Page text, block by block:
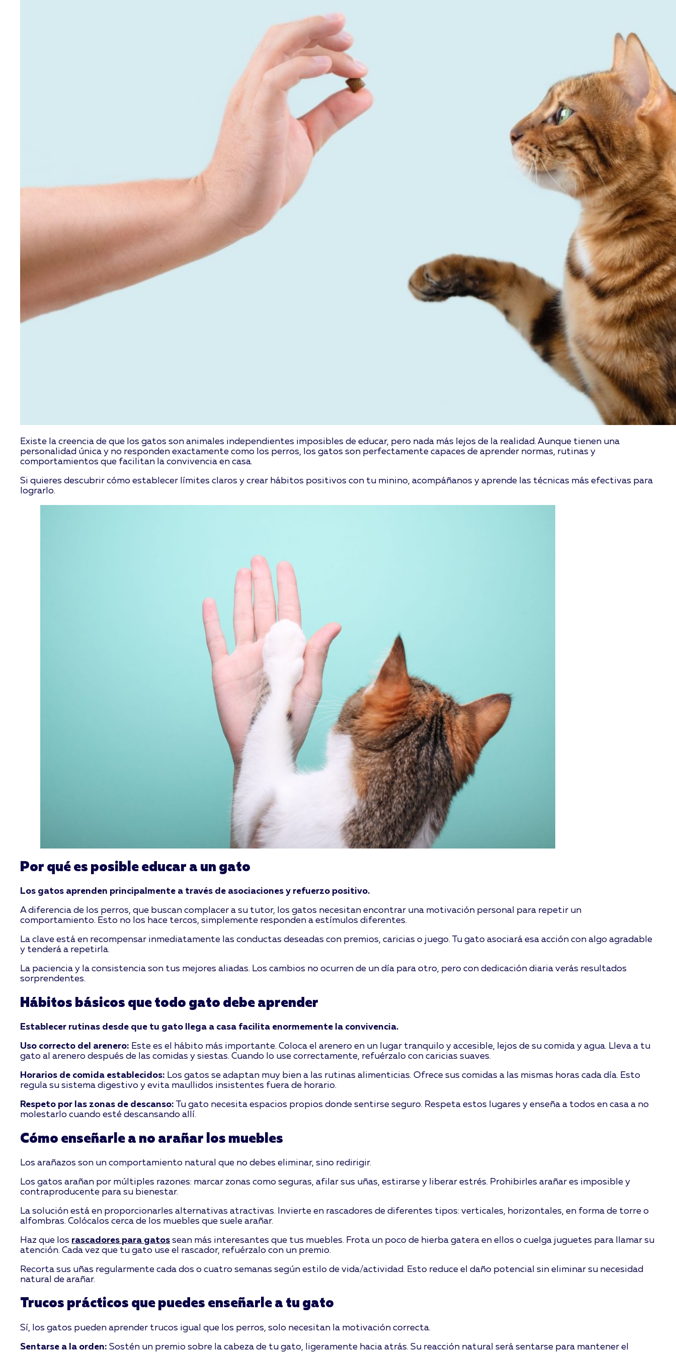
Existe la creencia de que los gatos son animales independientes imposibles de educar, pero nada más lejos de la realidad. Aunque tienen una
personalidad única y no responden exactamente como los perros, los gatos son perfectamente capaces de aprender normas, rutinas y
comportamientos que facilitan la convivencia en casa.
Si quieres descubrir cómo establecer límites claros y crear hábitos positivos con tu minino, acompáñanos y aprende las técnicas más efectivas para
lograrlo.
Por qué es posible educar a un gato
Los gatos aprenden principalmente a través de asociaciones y refuerzo positivo.
A diferencia de los perros, que buscan complacer a su tutor, los gatos necesitan encontrar una motivación personal para repetir un
comportamiento. Esto no los hace tercos, simplemente responden a estímulos diferentes.
La clave está en recompensar inmediatamente las conductas deseadas con premios, caricias o juego. Tu gato asociará esa acción con algo agradable
y tenderá a repetirla.
La paciencia y la consistencia son tus mejores aliadas. Los cambios no ocurren de un día para otro, pero con dedicación diaria verás resultados
sorprendentes.
Hábitos básicos que todo gato debe aprender
Establecer rutinas desde que tu gato llega a casa facilita enormemente la convivencia.
Uso correcto del arenero: Este es el hábito más importante. Coloca el arenero en un lugar tranquilo y accesible, lejos de su comida y agua. Lleva a tu
gato al arenero después de las comidas y siestas. Cuando lo use correctamente, refuérzalo con caricias suaves.
Horarios de comida establecidos: Los gatos se adaptan muy bien a las rutinas alimenticias. Ofrece sus comidas a las mismas horas cada día. Esto
regula su sistema digestivo y evita maullidos insistentes fuera de horario.
Respeto por las zonas de descanso: Tu gato necesita espacios propios donde sentirse seguro. Respeta estos lugares y enseña a todos en casa a no
molestarlo cuando esté descansando allí.
Cómo enseñarle a no arañar los muebles
Los arañazos son un comportamiento natural que no debes eliminar, sino redirigir.
Los gatos arañan por múltiples razones: marcar zonas como seguras, afilar sus uñas, estirarse y liberar estrés. Prohibirles arañar es imposible y
contraproducente para su bienestar.
La solución está en proporcionarles alternativas atractivas. Invierte en rascadores de diferentes tipos: verticales, horizontales, en forma de torre o
alfombras. Colócalos cerca de los muebles que suele arañar.
Haz que los rascadores para gatos sean más interesantes que tus muebles. Frota un poco de hierba gatera en ellos o cuelga juguetes para llamar su
atención. Cada vez que tu gato use el rascador, refuérzalo con un premio.
Recorta sus uñas regularmente cada dos o cuatro semanas según estilo de vida/actividad. Esto reduce el daño potencial sin eliminar su necesidad
natural de arañar.
Trucos prácticos que puedes enseñarle a tu gato
Sí, los gatos pueden aprender trucos igual que los perros, solo necesitan la motivación correcta.
Sentarse a la orden: Sostén un premio sobre la cabeza de tu gato, ligeramente hacia atrás. Su reacción natural será sentarse para mantener el